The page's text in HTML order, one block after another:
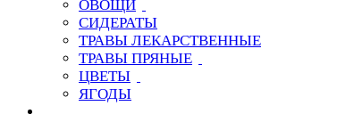
ОВОЩИ
СИДЕРАТЫ
ТРАВЫ ЛЕКАРСТВЕННЫЕ
ТРАВЫ ПРЯНЫЕ
ЦВЕТЫ
ЯГОДЫ